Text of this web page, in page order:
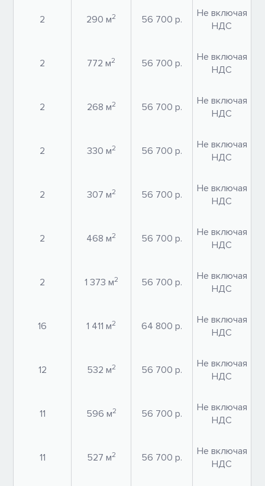
2 290 м2 56 700 р.
Не включая
НДС
2 772 м2 56 700 р.
Не включая
НДС
2 268 м2 56 700 р.
Не включая
НДС
2 330 м2 56 700 р.
Не включая
НДС
2 307 м2 56 700 р.
Не включая
НДС
2 468 м2 56 700 р.
Не включая
НДС
2 1 373 м2 56 700 р.
Не включая
НДС
16 1 411 м2 64 800 р.
Не включая
НДС
12 532 м2 56 700 р.
Не включая
НДС
11 596 м2 56 700 р.
Не включая
НДС
11 527 м2 56 700 р.
Не включая
НДС